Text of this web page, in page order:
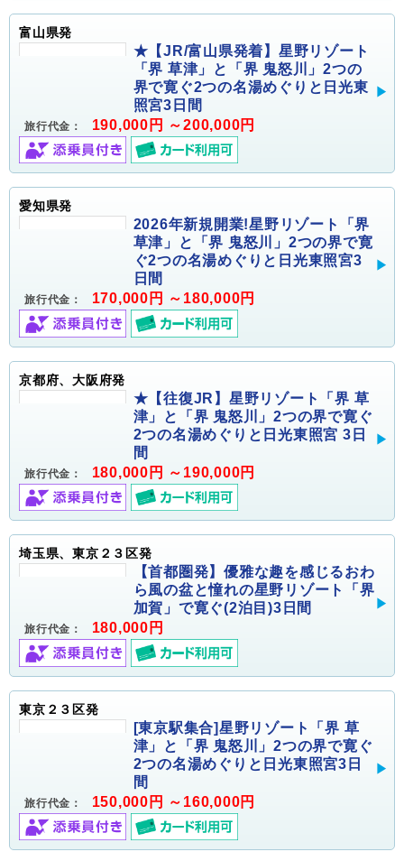
富山県発
★【JR/富山県発着】星野リゾート
「界 草津」と「界 鬼怒川」2つの
界で寛ぐ2つの名湯めぐりと日光東
照宮3日間
旅行代金： 190,000円 ～200,000円
愛知県発
2026年新規開業!星野リゾート「界
草津」と「界 鬼怒川」2つの界で寛
ぐ2つの名湯めぐりと日光東照宮3
日間
旅行代金： 170,000円 ～180,000円
京都府、大阪府発
★【往復JR】星野リゾート「界 草
津」と「界 鬼怒川」2つの界で寛ぐ
2つの名湯めぐりと日光東照宮 3日
間
旅行代金： 180,000円 ～190,000円
埼玉県、東京２３区発
【首都圏発】優雅な趣を感じるおわ
ら風の盆と憧れの星野リゾート「界
加賀」で寛ぐ(2泊目)3日間
旅行代金： 180,000円
東京２３区発
[東京駅集合]星野リゾート「界 草
津」と「界 鬼怒川」2つの界で寛ぐ
2つの名湯めぐりと日光東照宮3日
間
旅行代金： 150,000円 ～160,000円